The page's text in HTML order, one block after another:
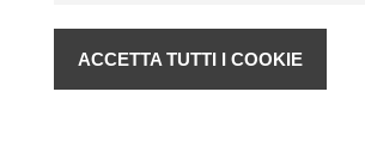
ACCETTA TUTTI I COOKIE